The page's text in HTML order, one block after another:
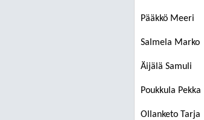
Pääkkö Meeri
Salmela Marko
Äijälä Samuli
Poukkula Pekka
Ollanketo Tarja